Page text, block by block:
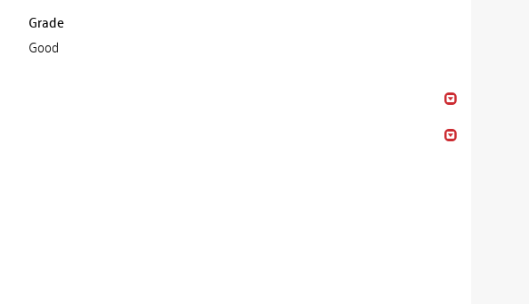
Grade
Good